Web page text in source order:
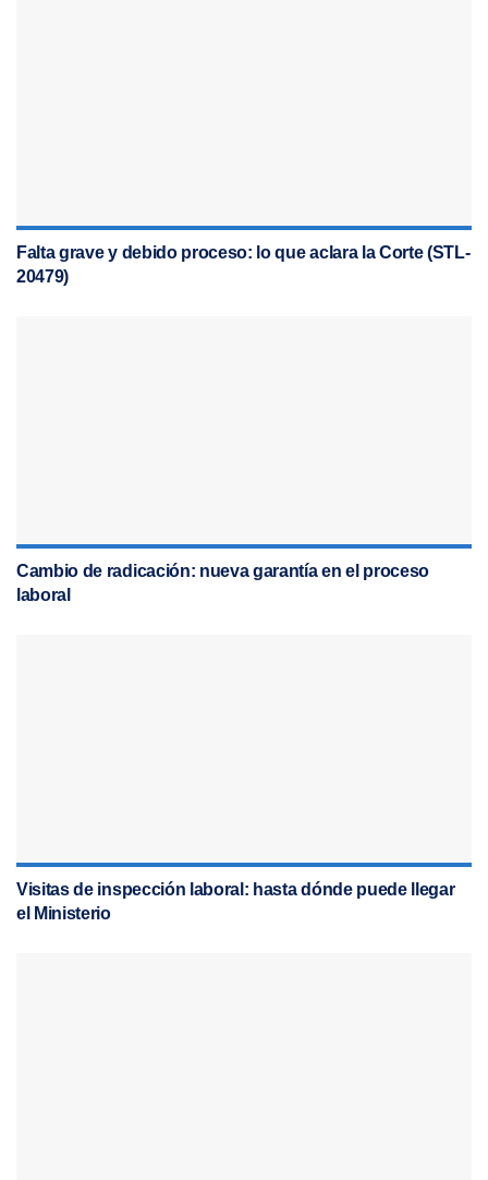
Falta grave y debido proceso: lo que aclara la Corte (STL-
20479)
Cambio de radicación: nueva garantía en el proceso
laboral
Visitas de inspección laboral: hasta dónde puede llegar
el Ministerio